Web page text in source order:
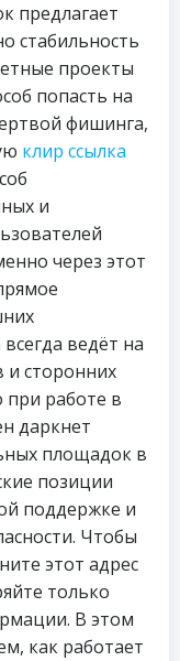
предлагает
стабильность
проекты
попасть на
фишинга,
клир ссылка
и
через этот
ведёт на
и сторонних
при работе в
даркнет
площадок в
позиции
поддержке и
Чтобы
этот адрес
только
В этом
как работает